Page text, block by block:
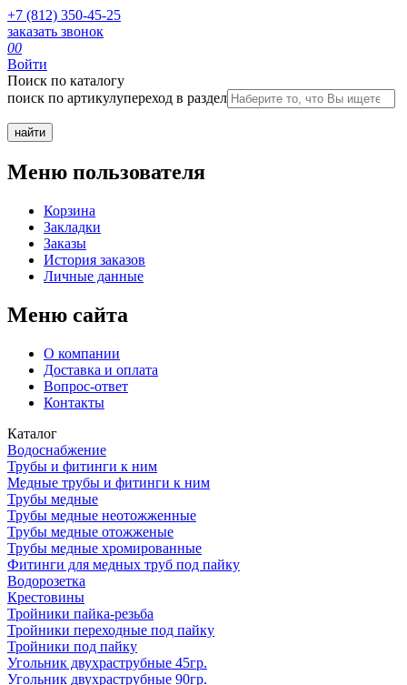
+7 (812) 350-45-25
заказать звонок
00
Войти
Поиск по каталогу
поиск по артикулупереход в раздел
Меню пользователя
Корзина
Закладки
Заказы
История заказов
Личные данные
Меню сайта
О компании
Доставка и оплата
Вопрос-ответ
Контакты
Каталог
Водоснабжение
Трубы и фитинги к ним
Медные трубы и фитинги к ним
Трубы медные
Трубы медные неотожженные
Трубы медные отожженые
Трубы медные хромированные
Фитинги для медных труб под пайку
Водорозетка
Крестовины
Тройники пайка-резьба
Тройники переходные под пайку
Тройники под пайку
Угольник двухраструбные 45гр.
Угольник двухраструбные 90гр.